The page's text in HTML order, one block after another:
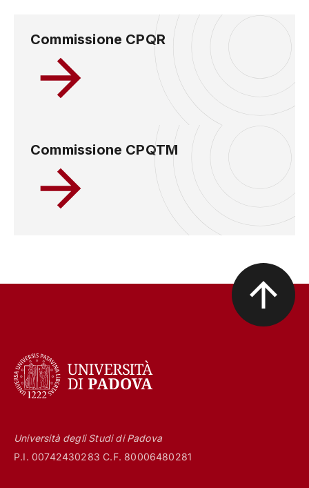
Commissione CPQR
Commissione CPQTM
Università degli Studi di Padova
P.I. 00742430283 C.F. 80006480281